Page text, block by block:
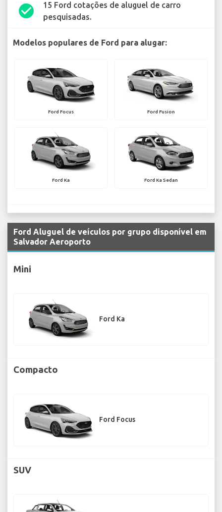
check_circle
15 Ford cotações de aluguel de carro
pesquisadas.
Modelos populares de Ford para alugar:
Ford Focus Ford Fusion
Ford Ka Ford Ka Sedan
Ford Aluguel de veículos por grupo disponível em
Salvador Aeroporto
Mini
Ford Ka
Compacto
Ford Focus
SUV